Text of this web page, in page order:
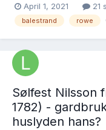
var faren ifrå og kvifor
med opphavet til
April 1, 2021 21
balestrand rowe
Sølfest Nilsson
1782) -
huslyden hans?